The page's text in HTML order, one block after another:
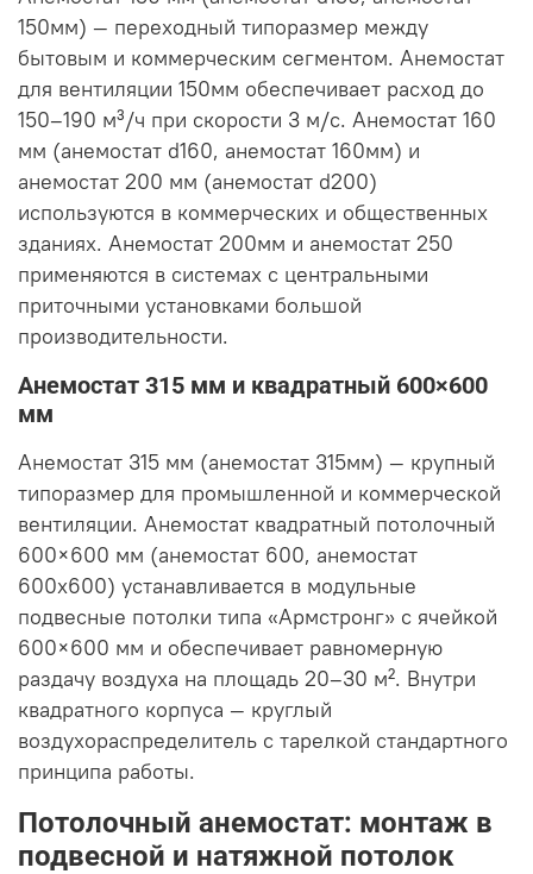
150мм) — переходный типоразмер между
бытовым и коммерческим сегментом. Анемостат
для вентиляции 150мм обеспечивает расход до
150–190 м³/ч при скорости 3 м/с. Анемостат 160
мм (анемостат d160, анемостат 160мм) и
анемостат 200 мм (анемостат d200)
используются в коммерческих и общественных
зданиях. Анемостат 200мм и анемостат 250
применяются в системах с центральными
приточными установками большой
производительности.
Анемостат 315 мм и квадратный 600×600
мм
Анемостат 315 мм (анемостат 315мм) — крупный
типоразмер для промышленной и коммерческой
вентиляции. Анемостат квадратный потолочный
600×600 мм (анемостат 600, анемостат
600х600) устанавливается в модульные
подвесные потолки типа «Армстронг» с ячейкой
600×600 мм и обеспечивает равномерную
раздачу воздуха на площадь 20–30 м². Внутри
квадратного корпуса — круглый
воздухораспределитель с тарелкой стандартного
принципа работы.
Потолочный анемостат: монтаж в
подвесной и натяжной потолок